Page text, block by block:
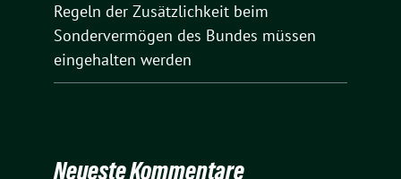
Regeln der Zusätzlichkeit beim
Sondervermögen des Bundes müssen
eingehalten werden
Neueste Kommentare